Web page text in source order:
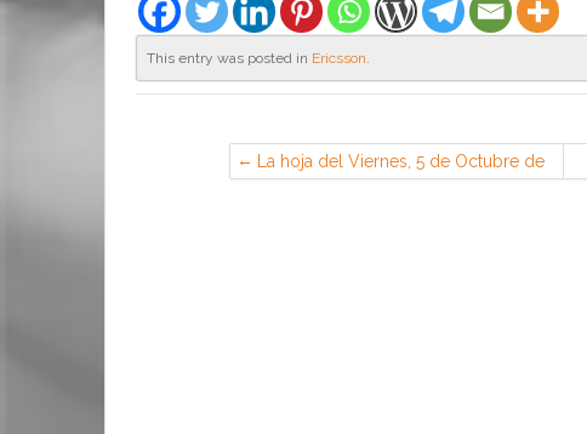
This entry was posted in Ericsson.
La hoja del Viernes, 5 de Octubre de
2018 (Sección Sindical de CGT en